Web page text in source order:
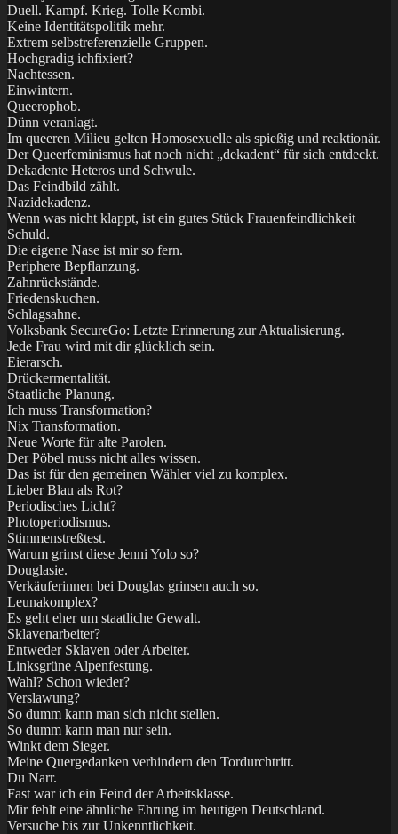
Duell. Kampf. Krieg. Tolle Kombi.
Keine Identitätspolitik mehr.
Extrem selbstreferenzielle Gruppen.
Hochgradig ichfixiert?
Nachtessen.
Einwintern.
Queerophob.
Dünn veranlagt.
Im queeren Milieu gelten Homosexuelle als spießig und reaktionär.
Der Queerfeminismus hat noch nicht „dekadent“ für sich entdeckt.
Dekadente Heteros und Schwule.
Das Feindbild zählt.
Nazidekadenz.
Wenn was nicht klappt, ist ein gutes Stück Frauenfeindlichkeit
Schuld.
Die eigene Nase ist mir so fern.
Periphere Bepflanzung.
Zahnrückstände.
Friedenskuchen.
Schlagsahne.
Volksbank SecureGo: Letzte Erinnerung zur Aktualisierung.
Jede Frau wird mit dir glücklich sein.
Eierarsch.
Drückermentalität.
Staatliche Planung.
Ich muss Transformation?
Nix Transformation.
Neue Worte für alte Parolen.
Der Pöbel muss nicht alles wissen.
Das ist für den gemeinen Wähler viel zu komplex.
Lieber Blau als Rot?
Periodisches Licht?
Photoperiodismus.
Stimmenstreßtest.
Warum grinst diese Jenni Yolo so?
Douglasie.
Verkäuferinnen bei Douglas grinsen auch so.
Leunakomplex?
Es geht eher um staatliche Gewalt.
Sklavenarbeiter?
Entweder Sklaven oder Arbeiter.
Linksgrüne Alpenfestung.
Wahl? Schon wieder?
Verslawung?
So dumm kann man sich nicht stellen.
So dumm kann man nur sein.
Winkt dem Sieger.
Meine Quergedanken verhindern den Tordurchtritt.
Du Narr.
Fast war ich ein Feind der Arbeitsklasse.
Mir fehlt eine ähnliche Ehrung im heutigen Deutschland.
Versuche bis zur Unkenntlichkeit.